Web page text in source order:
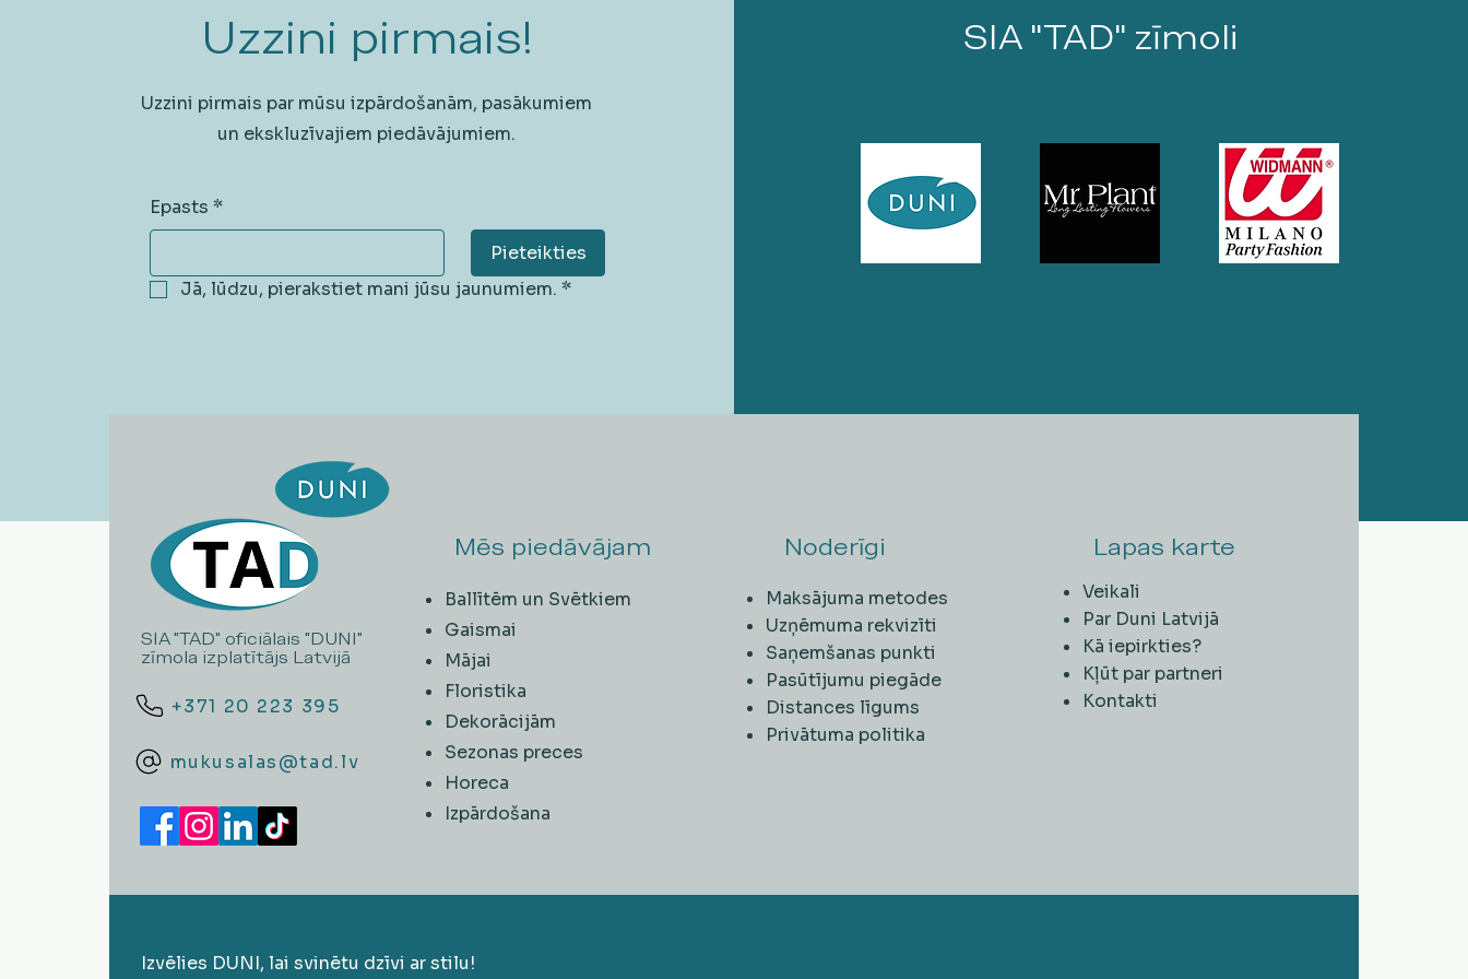
Uzzini pirmais!
Uzzini pirmais par mūsu izpārdošanām, pasākumiem
un ekskluzīvajiem piedāvājumiem.
Epasts *
Pieteikties
Jā, lūdzu, pierakstiet mani jūsu jaunumiem. *
SIA "TAD" zīmoli
SIA "TAD" oficiālais "DUNI"
zīmola izplatītājs Latvijā
+371 20 223 395
mukusalas@tad.lv
Mēs piedāvājam
Ballītēm un Svētkiem
Gaismai
Mājai
Floristika
Dekorācijām
Sezonas preces
Horeca
​Izpārdošana
Noderīgi
Maksājuma metodes
Uzņēmuma rekvizīti
Saņemšanas punkti
Pasūtījumu piegāde
Distances līgums
Privātuma politika
Lapas karte
Veikali
Par Duni Latvijā
Kā iepirkties?
Kļūt par partneri
Kontakti
Izvēlies DUNI, lai svinētu dzīvi ar stilu!